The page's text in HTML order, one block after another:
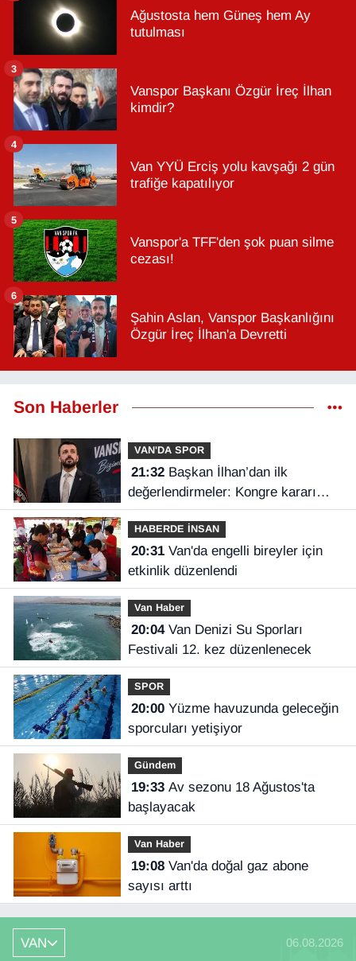
Ağustosta hem Güneş hem Ay
tutulması
Vanspor Başkanı Özgür İreç İlhan
kimdir?
3
Van YYÜ Erciş yolu kavşağı 2 gün
trafiğe kapatılıyor
4
Vanspor'a TFF'den şok puan silme
cezası!
5
Şahin Aslan, Vanspor Başkanlığını
Özgür İreç İlhan'a Devretti
6
Son Haberler
VAN'DA SPOR
21:32Başkan İlhan’dan ilk
değerlendirmeler: Kongre kararı
Vanspor’u uçuruma sürükleyebilirdi!
HABERDE İNSAN
20:31Van'da engelli bireyler için
etkinlik düzenlendi
Van Haber
20:04Van Denizi Su Sporları
Festivali 12. kez düzenlenecek
SPOR
20:00Yüzme havuzunda geleceğin
sporcuları yetişiyor
Gündem
19:33Av sezonu 18 Ağustos'ta
başlayacak
Van Haber
19:08Van'da doğal gaz abone
sayısı arttı
VAN 06.08.2026